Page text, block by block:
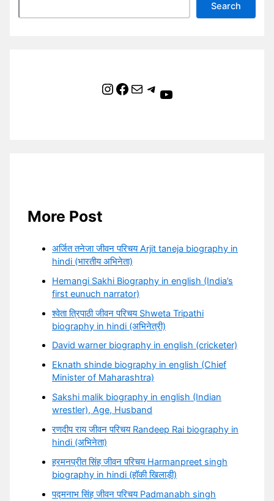
Search
Instagram Facebook Mail Telegram YouTube
More Post
अर्जित तनेजा जीवन परिचय Arjit taneja biography in
hindi (भारतीय अभिनेता)
Hemangi Sakhi Biography in english (India’s
first eunuch narrator)
श्वेता त्रिपाठी जीवन परिचय Shweta Tripathi
biography in hindi (अभिनेत्री)
David warner biography in english (cricketer)
Eknath shinde biography in english (Chief
Minister of Maharashtra)
Sakshi malik biography in english (Indian
wrestler), Age, Husband
रणदीप राय जीवन परिचय Randeep Rai biography in
hindi (अभिनेता)
हरमनप्रीत सिंह जीवन परिचय Harmanpreet singh
biography in hindi (हॉकी खिलाड़ी)
पद्मनाभ सिंह जीवन परिचय Padmanabh singh